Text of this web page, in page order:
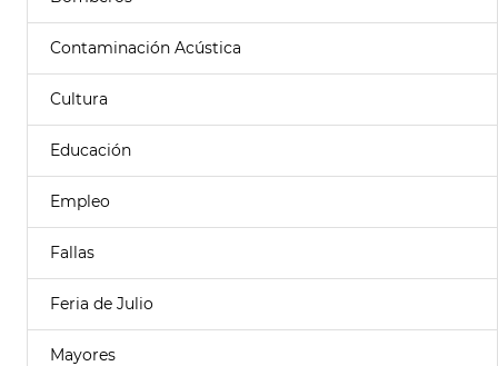
Contaminación Acústica
Cultura
Educación
Empleo
Fallas
Feria de Julio
Mayores